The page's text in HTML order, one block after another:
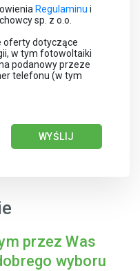
Regulaminu i
sp. z o.o.
oferty dotyczące
w tym fotowoltaiki
podanowy przeze
telefonu (w tym
przez Was
wyboru